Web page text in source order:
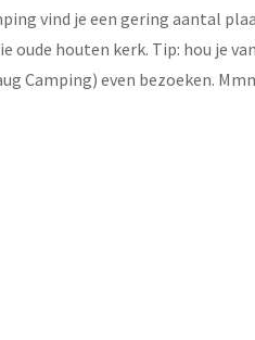
vind je een gering aantal
oude houten kerk. Tip: hou je
Camping) even bezoeken.